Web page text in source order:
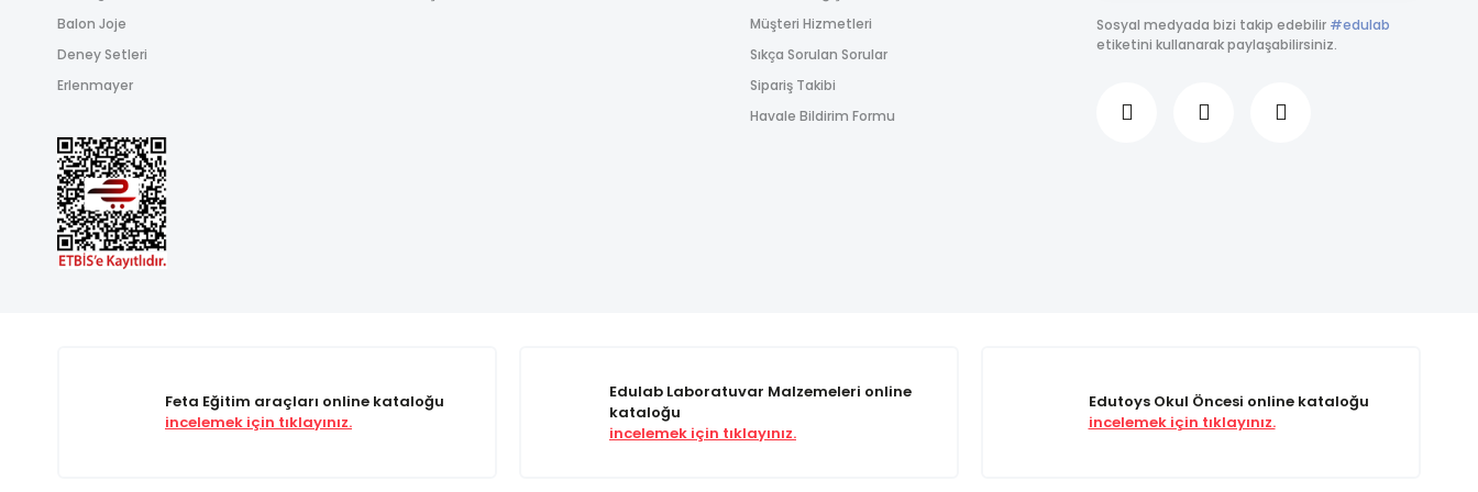
Balon Joje
Deney Setleri
Erlenmayer
Müşteri Hizmetleri
Sıkça Sorulan Sorular
Sipariş Takibi
Havale Bildirim Formu
Sosyal medyada bizi takip edebilir #edulab
etiketini kullanarak paylaşabilirsiniz.
Feta Eğitim araçları online kataloğu
incelemek için tıklayınız.
Edulab Laboratuvar Malzemeleri online
kataloğu
incelemek için tıklayınız.
Edutoys Okul Öncesi online kataloğu
incelemek için tıklayınız.